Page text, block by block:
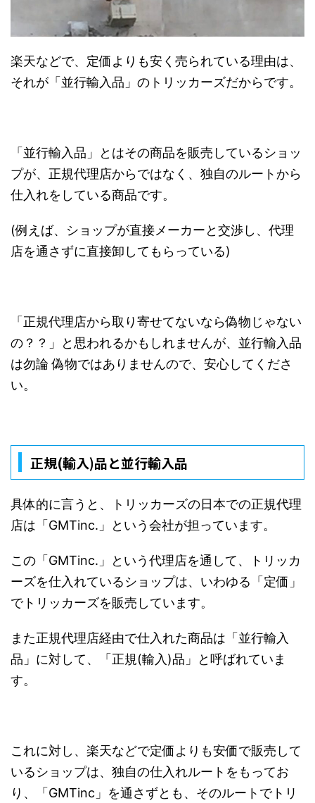
楽天などで、定価よりも安く売られている理由は、
それが「並行輸入品」のトリッカーズだからです。
「並行輸入品」とはその商品を販売しているショッ
プが、正規代理店からではなく、独自のルートから
仕入れをしている商品です。
(例えば、ショップが直接メーカーと交渉し、代理
店を通さずに直接卸してもらっている)
「正規代理店から取り寄せてないなら偽物じゃない
の？？」と思われるかもしれませんが、並行輸入品
は勿論 偽物ではありませんので、安心してくださ
い。
正規(輸入)品と並行輸入品
具体的に言うと、トリッカーズの日本での正規代理
店は「 GMTinc. 」という会社が担っています。
この「 GMTinc. 」という代理店を通して、トリッカ
ーズを仕入れているショップは、いわゆる「定価」
でトリッカーズを販売しています。
また正規代理店経由で仕入れた商品は「並行輸入
品」に対して、「正規(輸入)品」と呼ばれていま
す。
これに対し、楽天などで定価よりも安価で販売して
いるショップは、独自の仕入れルートをもってお
り、「 GMTinc 」を通さずとも、そのルートでトリ